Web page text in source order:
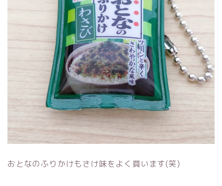
おとなのふりかけもさけ味をよく買います(笑)